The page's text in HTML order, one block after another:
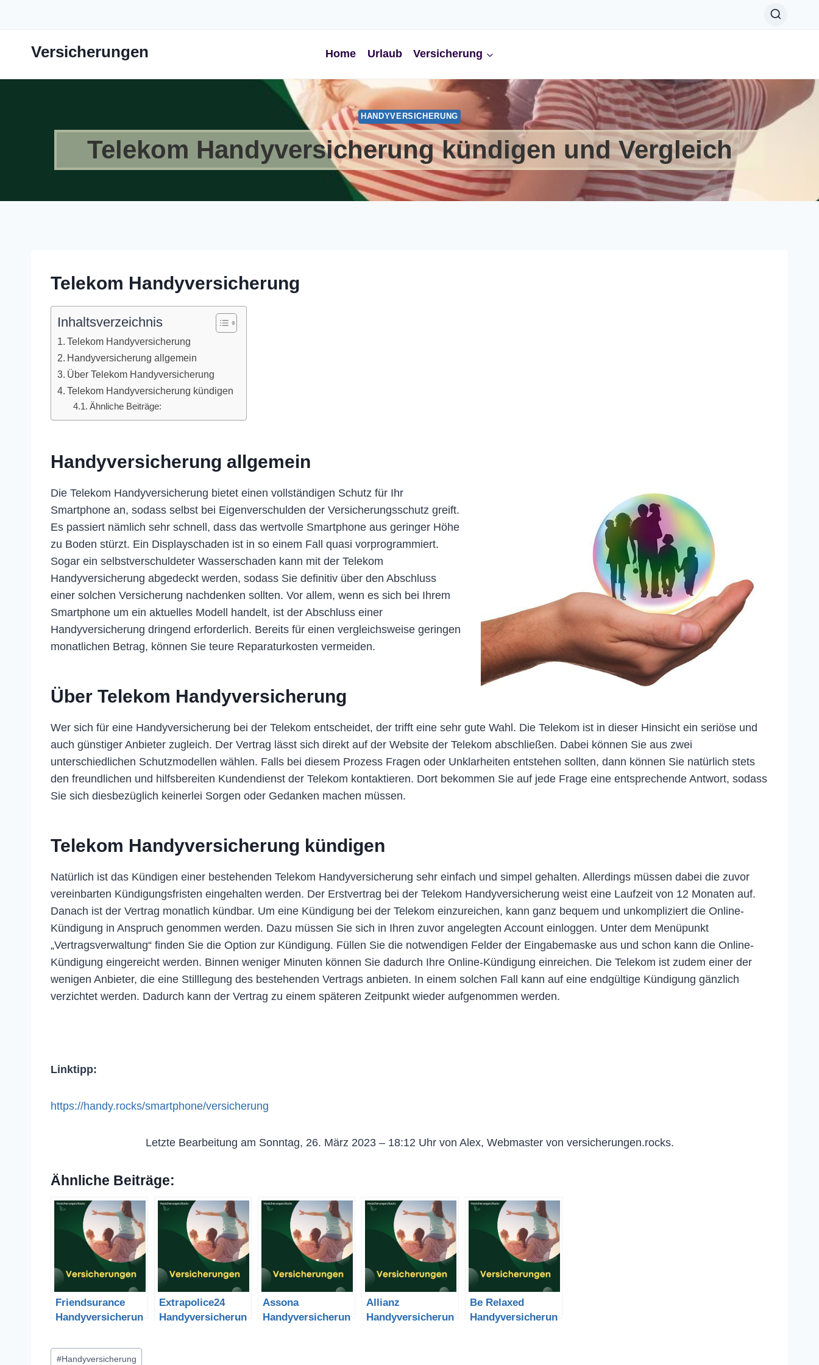
Versicherungen Home Urlaub Versicherung
HANDYVERSICHERUNG
Telekom Handyversicherung kündigen und Vergleich
Telekom Handyversicherung
Inhaltsverzeichnis
Telekom Handyversicherung
Handyversicherung allgemein
Über Telekom Handyversicherung
Telekom Handyversicherung kündigen
Ähnliche Beiträge:
Handyversicherung allgemein
Die Telekom Handyversicherung bietet einen vollständigen Schutz für Ihr
Smartphone an, sodass selbst bei Eigenverschulden der Versicherungsschutz greift.
Es passiert nämlich sehr schnell, dass das wertvolle Smartphone aus geringer Höhe
zu Boden stürzt. Ein Displayschaden ist in so einem Fall quasi vorprogrammiert.
Sogar ein selbstverschuldeter Wasserschaden kann mit der Telekom
Handyversicherung abgedeckt werden, sodass Sie definitiv über den Abschluss
einer solchen Versicherung nachdenken sollten. Vor allem, wenn es sich bei Ihrem
Smartphone um ein aktuelles Modell handelt, ist der Abschluss einer
Handyversicherung dringend erforderlich. Bereits für einen vergleichsweise geringen
monatlichen Betrag, können Sie teure Reparaturkosten vermeiden.
Über Telekom Handyversicherung
Wer sich für eine Handyversicherung bei der Telekom entscheidet, der trifft eine sehr gute Wahl. Die Telekom ist in dieser Hinsicht ein seriöse und
auch günstiger Anbieter zugleich. Der Vertrag lässt sich direkt auf der Website der Telekom abschließen. Dabei können Sie aus zwei
unterschiedlichen Schutzmodellen wählen. Falls bei diesem Prozess Fragen oder Unklarheiten entstehen sollten, dann können Sie natürlich stets
den freundlichen und hilfsbereiten Kundendienst der Telekom kontaktieren. Dort bekommen Sie auf jede Frage eine entsprechende Antwort, sodass
Sie sich diesbezüglich keinerlei Sorgen oder Gedanken machen müssen.
Telekom Handyversicherung kündigen
Natürlich ist das Kündigen einer bestehenden Telekom Handyversicherung sehr einfach und simpel gehalten. Allerdings müssen dabei die zuvor
vereinbarten Kündigungsfristen eingehalten werden. Der Erstvertrag bei der Telekom Handyversicherung weist eine Laufzeit von 12 Monaten auf.
Danach ist der Vertrag monatlich kündbar. Um eine Kündigung bei der Telekom einzureichen, kann ganz bequem und unkompliziert die Online-
Kündigung in Anspruch genommen werden. Dazu müssen Sie sich in Ihren zuvor angelegten Account einloggen. Unter dem Menüpunkt
„Vertragsverwaltung“ finden Sie die Option zur Kündigung. Füllen Sie die notwendigen Felder der Eingabemaske aus und schon kann die Online-
Kündigung eingereicht werden. Binnen weniger Minuten können Sie dadurch Ihre Online-Kündigung einreichen. Die Telekom ist zudem einer der
wenigen Anbieter, die eine Stilllegung des bestehenden Vertrags anbieten. In einem solchen Fall kann auf eine endgültige Kündigung gänzlich
verzichtet werden. Dadurch kann der Vertrag zu einem späteren Zeitpunkt wieder aufgenommen werden.
Linktipp:
https://handy.rocks/smartphone/versicherung
Letzte Bearbeitung am Sonntag, 26. März 2023 – 18:12 Uhr von Alex, Webmaster von versicherungen.rocks.
Ähnliche Beiträge:
Friendsurance
Handyversicherun
Vergleich
Extrapolice24
Handyversicherun
Assona
Handyversicherun
Allianz
Handyversicherun
Be Relaxed
Handyversicherun
Schlagworte:
#Handyversicherung